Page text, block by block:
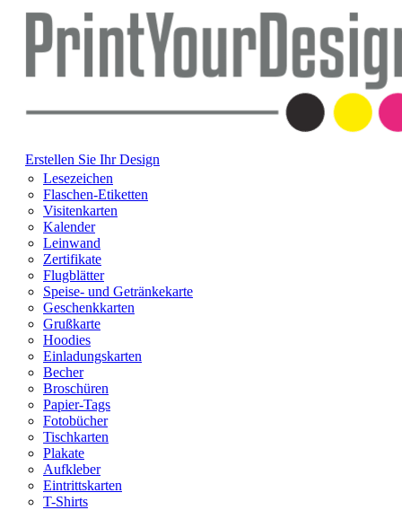
Erstellen Sie Ihr Design
Lesezeichen
Flaschen-Etiketten
Visitenkarten
Kalender
Leinwand
Zertifikate
Flugblätter
Speise- und Getränkekarte
Geschenkkarten
Grußkarte
Hoodies
Einladungskarten
Becher
Broschüren
Papier-Tags
Fotobücher
Tischkarten
Plakate
Aufkleber
Eintrittskarten
T-Shirts